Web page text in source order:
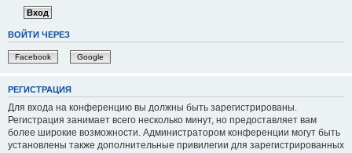
ВОЙТИ ЧЕРЕЗ
Facebook Google
РЕГИСТРАЦИЯ
Для входа на конференцию вы должны быть зарегистрированы.
Регистрация занимает всего несколько минут, но предоставляет вам
более широкие возможности. Администратором конференции могут быть
установлены также дополнительные привилегии для зарегистрированных